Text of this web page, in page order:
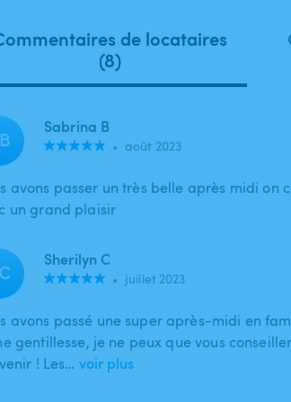
de locataires
(8)
Sabrina B
• août 2023
avons passer un très belle après midi on
un grand plaisir
Sherilyn C
• juillet 2023
avons passé une super après-midi en
gentillesse, je ne peux que vous
! Les… voir plus